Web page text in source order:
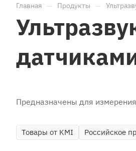
Главная — Продукты —
Предназначены для
Товары от KMI Российское